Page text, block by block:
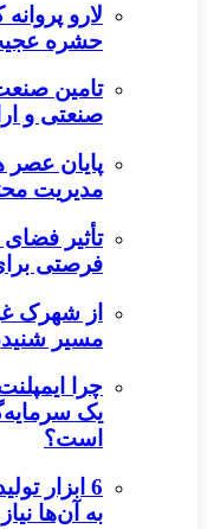
لارو
حشره
تامین
صنعتی و
پایان عصر
مدیریت
تأثیر
فرصتی
از شهرک
مسیر
چرا
یک
است؟
6 ابزار
به آن‌ها